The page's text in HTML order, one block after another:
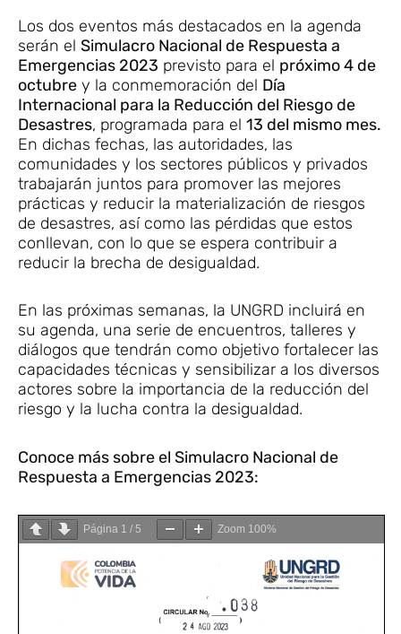
Los dos eventos más destacados en la agenda
serán el Simulacro Nacional de Respuesta a
Emergencias 2023 previsto para el próximo 4 de
octubre y la conmemoración del Día
Internacional para la Reducción del Riesgo de
Desastres, programada para el 13 del mismo mes.
En dichas fechas, las autoridades, las
comunidades y los sectores públicos y privados
trabajarán juntos para promover las mejores
prácticas y reducir la materialización de riesgos
de desastres, así como las pérdidas que estos
conllevan, con lo que se espera contribuir a
reducir la brecha de desigualdad.
En las próximas semanas, la UNGRD incluirá en
su agenda, una serie de encuentros, talleres y
diálogos que tendrán como objetivo fortalecer las
capacidades técnicas y sensibilizar a los diversos
actores sobre la importancia de la reducción del
riesgo y la lucha contra la desigualdad.
Conoce más sobre el Simulacro Nacional de
Respuesta a Emergencias 2023:
Página 1 / 5 Zoom 100%